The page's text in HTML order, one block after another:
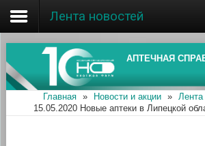
Главная
Об ассоциации
Наши аптеки
Лента новостей
АПТЕЧНАЯ
Главная » Новости и акции » Лента
15.05.2020 Новые аптеки в Липецкой